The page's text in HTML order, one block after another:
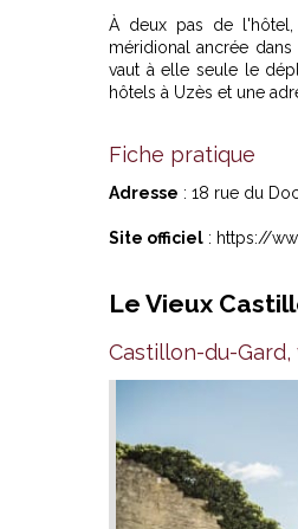
À deux pas de l'hôtel,
méridional ancrée
vaut à elle seule le
hôtels à Uzès et une
Fiche pratique
Adresse : 18 rue du
Site officiel : https://
Le Vieux
Castillon-du-